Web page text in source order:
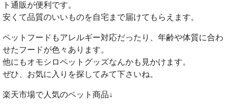
ト通販が便利です。
安くて品質のいいものを自宅まで届けてもらえます。
ペットフードもアレルギー対応だったり、年齢や体質に合わ
せたフードが色々あります。
他にもオモシロペットグッズなんかも見かけます。
ぜひ、お気に入りを探してみて下さいね。
楽天市場で人気のペット商品↓